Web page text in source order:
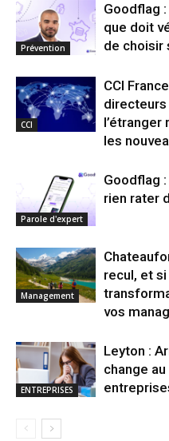
Prévention
Goodflag
que doit
de choisir
CCI
CCI
l’étranger
les
Parole d'expert
Goodflag
rien rater
Management
recul, et
vos
ENTREPRISES
Leyton :
change